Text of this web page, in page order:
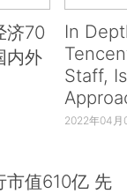
济70
内外
In
Staff,
2022年04月
市值610亿 先